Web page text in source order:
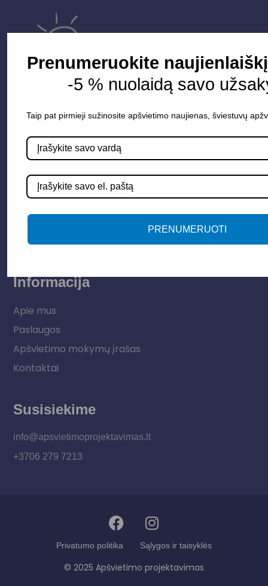
Parduotuvė
Apšvietimo sistemos
Elektros instaliacija
Lauko šviestuvai
Vidaus apšvietimas
Informacija
Apie mus
Paslaugos
Apšvietimo mokymų įrašas
Kontaktai
Susisiekime
info@apsvietimoprojektavimas.lt
+3706 279 7213
Privatumo politika Sąlygos ir taisyklės
© 2025 Apšvietimo projektavimas
Prenumeruokite naujienlaiškį
-5 % nuolaidą savo
Taip pat pirmieji sužinosite apšvietimo naujienas, šviestuvų
PRENUMERUOTI